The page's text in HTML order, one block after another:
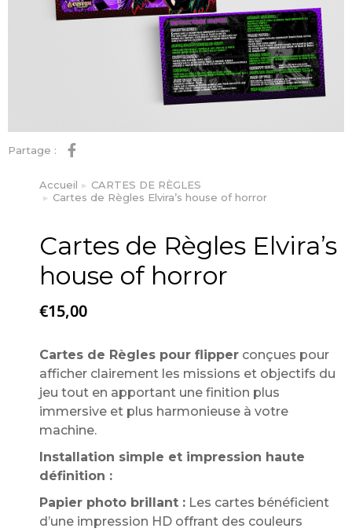
Partage :
Vous êtes ici :
Accueil
CARTES DE RÈGLES
Cartes de Règles Elvira’s house of horror
Cartes de Règles Elvira’s
house of horror
€15,00
Cartes de Règles pour flipper conçues pour
afficher clairement les missions et objectifs du
jeu tout en apportant une finition plus
immersive et plus harmonieuse à votre
machine.
Installation simple et impression haute
définition :
Papier photo brillant : Les cartes bénéficient
d’une impression HD offrant des couleurs